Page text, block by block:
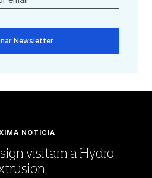
Newsletter
NOTÍCIA
visitam a Hydro